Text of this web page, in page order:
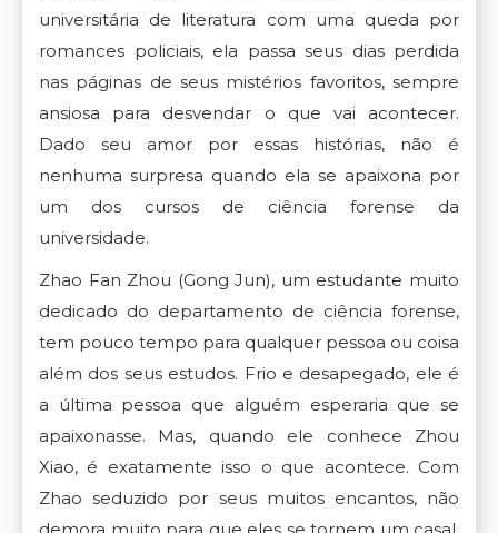
universitária de literatura com uma queda por
romances policiais, ela passa seus dias perdida
nas páginas de seus mistérios favoritos, sempre
ansiosa para desvendar o que vai acontecer.
Dado seu amor por essas histórias, não é
nenhuma surpresa quando ela se apaixona por
um dos cursos de ciência forense da
universidade.
Zhao Fan Zhou (Gong Jun), um estudante muito
dedicado do departamento de ciência forense,
tem pouco tempo para qualquer pessoa ou coisa
além dos seus estudos. Frio e desapegado, ele é
a última pessoa que alguém esperaria que se
apaixonasse. Mas, quando ele conhece Zhou
Xiao, é exatamente isso o que acontece. Com
Zhao seduzido por seus muitos encantos, não